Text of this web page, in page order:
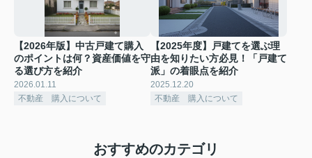
【2026年版】中古戸建て購入
のポイントは何？資産価値を守
る選び方を紹介
2026.01.11
不動産 購入について
【2025年度】戸建てを選ぶ理
由を知りたい方必見！「戸建て
派」の着眼点を紹介
2025.12.20
不動産 購入について
おすすめのカテゴリ